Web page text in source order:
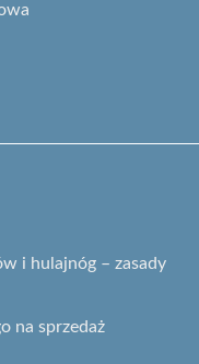
i hulajnóg – zasady
na sprzedaż